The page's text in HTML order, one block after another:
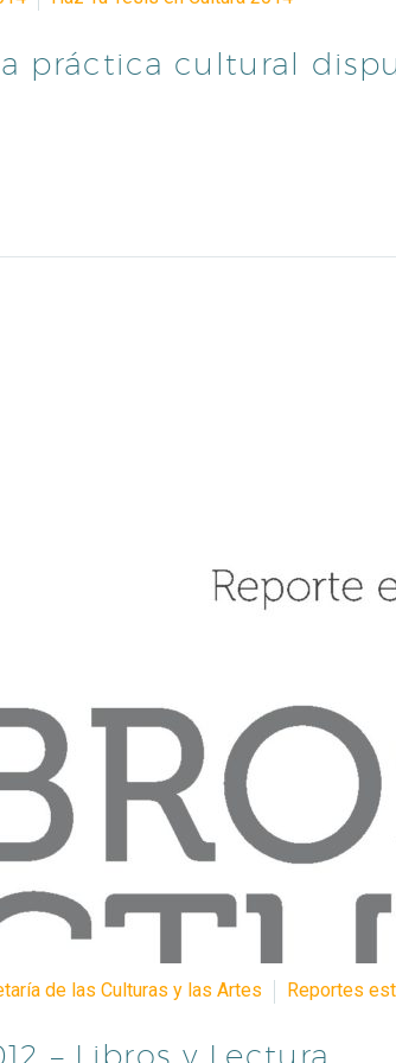
práctica cultural
de las Culturas y las Artes Reportes